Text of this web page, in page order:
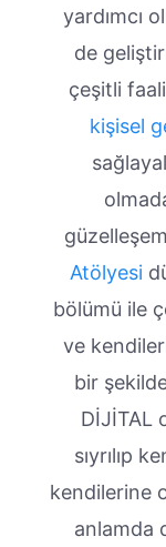
yardımcı
de
çeşitli
kişisel
Atölyesi
bölümü ile
ve
bir
DİJİTAL
sıyrılıp
kendilerine
anlamda